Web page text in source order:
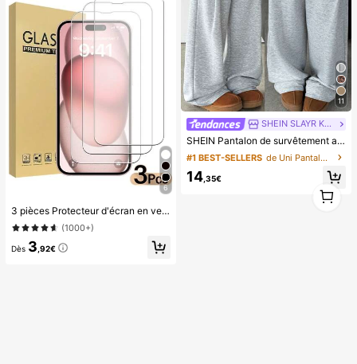
6
3 pièces Protecteur d'écran en verre trempé haute définition, compatible avec les appareils, anti-rayures, anti-collision, revêtement oléophobe, toucher lisse, compatible avec X/XR/11/12/13/14/15/16/16Plus/16Pro/16ProMax/16e/17/17 Air/17 Pro/17 Pro Max/17e série complète, antichoc
(1000+)
Dès 3 ,92€
11
SHEIN SLAYR KIDS
SHEIN Pantalon de survêtement ample et décontracté en tricot pour adolescentes, avec cordon de serrage et poches, gris clair
#1 BEST-SELLERS de Uni Pantalons de survêtement pour adolescentes
14 ,35€
1